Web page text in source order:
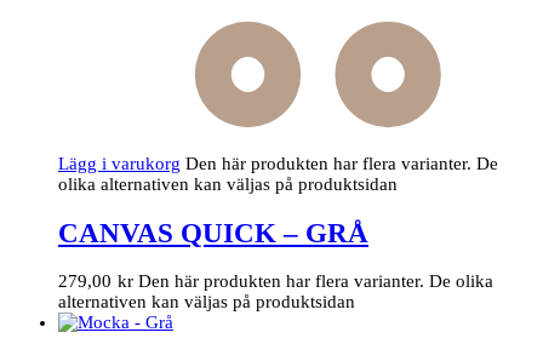
Lägg i varukorg Den här produkten har flera varianter. De
olika alternativen kan väljas på produktsidan
CANVAS QUICK – GRÅ
279,00 kr Den här produkten har flera varianter. De olika
alternativen kan väljas på produktsidan